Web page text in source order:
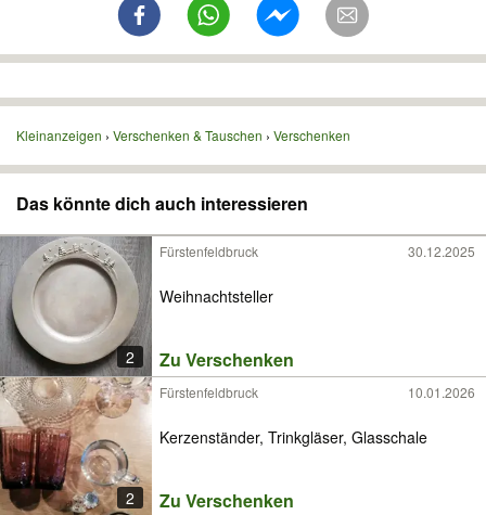
Kleinanzeigen Verschenken & Tauschen Verschenken
Das könnte dich auch interessieren
2
Fürstenfeldbruck 30.12.2025
Weihnachtsteller
Zu Verschenken
2
Fürstenfeldbruck 10.01.2026
Kerzenständer, Trinkgläser, Glasschale
Zu Verschenken